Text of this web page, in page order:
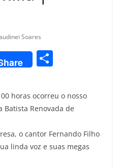
s
Soares
ar
e
horas ocorreu o nosso
Batista Renovada de
o cantor Fernando Filho
linda voz e suas megas